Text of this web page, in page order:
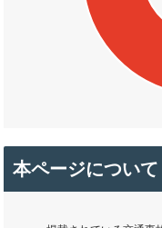
本ページについて